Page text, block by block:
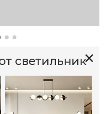
✕
светильник